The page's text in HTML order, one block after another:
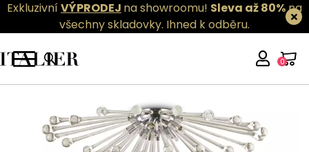
ExkluzivníVÝPRODEJ na showroomu! Sleva až 80%na
všechny skladovky. Ihned k odběru.
0